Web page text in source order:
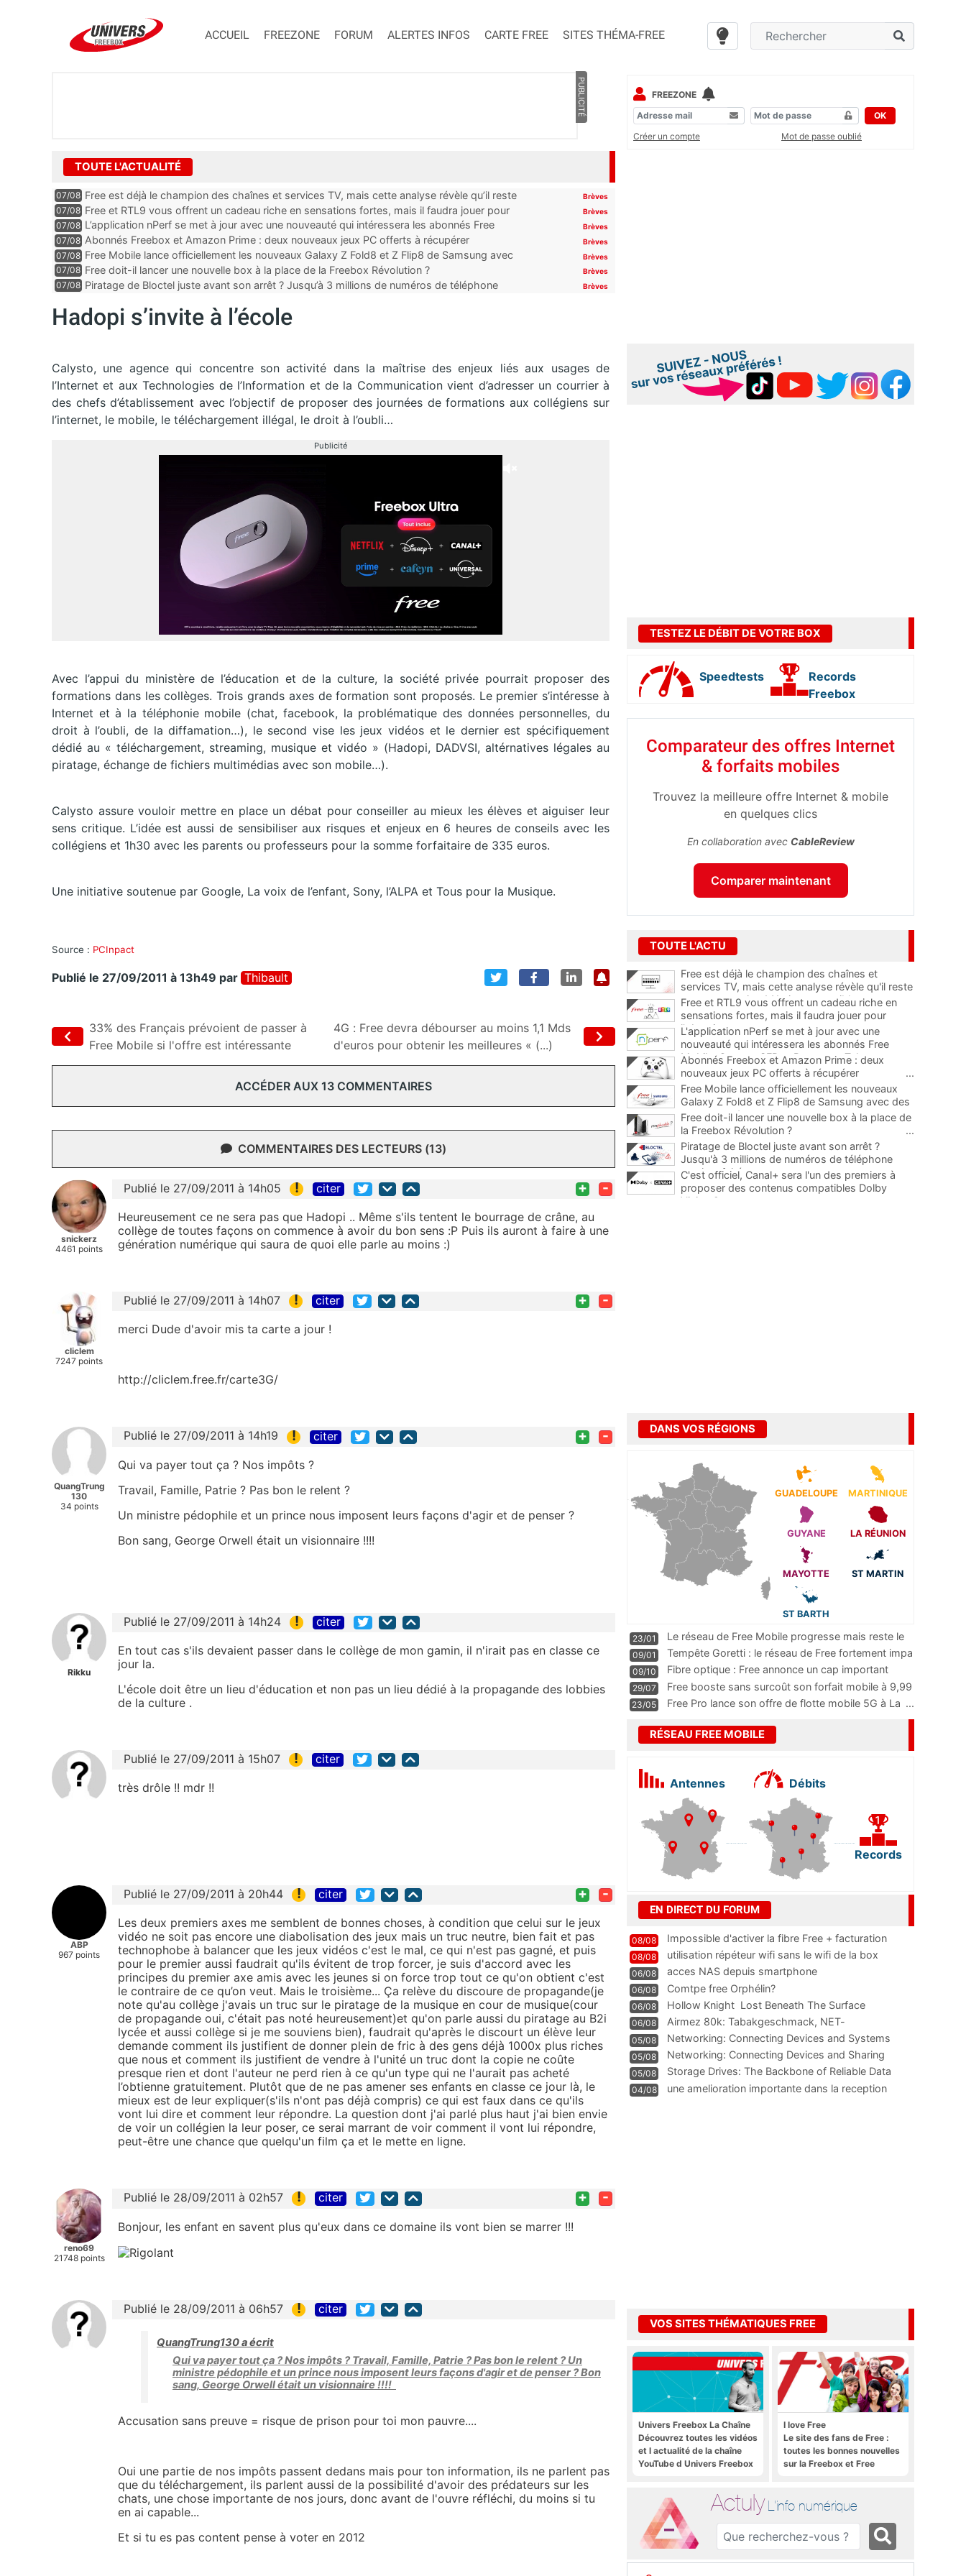
ACCUEIL FREEZONE FORUM ALERTES INFOS CARTE FREE SITES THÉMA-FREE
PUBLICITÉ
TOUTE L'ACTUALITÉ
07/08 Free est déjà le champion des chaînes et services TV, mais cette analyse révèle qu’il reste
encore au moin...
Brèves
07/08 Free et RTL9 vous offrent un cadeau riche en sensations fortes, mais il faudra jouer pour
l’obtenir
Brèves
07/08 L’application nPerf se met à jour avec une nouveauté qui intéressera les abonnés Free
Mobile, Orange, SFR ...
Brèves
07/08 Abonnés Freebox et Amazon Prime : deux nouveaux jeux PC offerts à récupérer Brèves
07/08 Free Mobile lance officiellement les nouveaux Galaxy Z Fold8 et Z Flip8 de Samsung avec
des promos et des cadeaux
Brèves
07/08 Free doit-il lancer une nouvelle box à la place de la Freebox Révolution ? Brèves
07/08 Piratage de Bloctel juste avant son arrêt ? Jusqu’à 3 millions de numéros de téléphone
Brèves
Hadopi s’invite à l’école
Calysto, une agence qui concentre son activité dans la maîtrise des enjeux liés aux usages de
l’Internet et aux Technologies de l’Information et de la Communication vient d’adresser un courrier à
des chefs d’établissement avec l’objectif de proposer des journées de formations aux collégiens sur
l’internet, le mobile, le téléchargement illégal, le droit à l’oubli…
Publicité
Avec l’appui du ministère de l’éducation et de la culture, la société privée pourrait proposer des
formations dans les collèges. Trois grands axes de formation sont proposés. Le premier s’intéresse à
Internet et à la téléphonie mobile (chat, facebook, la problématique des données personnelles, du
droit à l’oubli, de la diffamation…), le second vise les jeux vidéos et le dernier est spécifiquement
dédié au « téléchargement, streaming, musique et vidéo » (Hadopi, DADVSI, altérnatives légales au
piratage, échange de fichiers multimédias avec son mobile…).
Calysto assure vouloir mettre en place un débat pour conseiller au mieux les élèves et aiguiser leur
sens critique. L’idée est aussi de sensibiliser aux risques et enjeux en 6 heures de conseils avec les
collégiens et 1h30 avec les parents ou professeurs pour la somme forfaitaire de 335 euros.
Une initiative soutenue par Google, La voix de l’enfant, Sony, l’ALPA et Tous pour la Musique.
Source : PCInpact
Publié le 27/09/2011 à 13h49 par Thibault
33% des Français prévoient de passer à
Free Mobile si l'offre est intéressante
4G : Free devra débourser au moins 1,1 Mds
d'euros pour obtenir les meilleures « (...)
ACCÉDER AUX 13 COMMENTAIRES
COMMENTAIRES DES LECTEURS (13)
snickerz
4461 points
Publié le 27/09/2011 à 14h05 ! citer + -
Heureusement ce ne sera pas que Hadopi .. Même s'ils tentent le bourrage de crâne, au
collège de toutes façons on commence à avoir du bon sens :P Puis ils auront à faire à une
génération numérique qui saura de quoi elle parle au moins :)
cliclem
7247 points
Publié le 27/09/2011 à 14h07 ! citer + -
merci Dude d'avoir mis ta carte a jour !
http://cliclem.free.fr/carte3G/
QuangTrung
130
34 points
Publié le 27/09/2011 à 14h19 ! citer + -
Qui va payer tout ça ? Nos impôts ?
Travail, Famille, Patrie ? Pas bon le relent ?
Un ministre pédophile et un prince nous imposent leurs façons d'agir et de penser ?
Bon sang, George Orwell était un visionnaire !!!!
Rikku
Publié le 27/09/2011 à 14h24 ! citer
En tout cas s'ils devaient passer dans le collège de mon gamin, il n'irait pas en classe ce
jour la.
L'école doit être un lieu d'éducation et non pas un lieu dédié à la propagande des lobbies
de la culture .
Publié le 27/09/2011 à 15h07 ! citer
très drôle !! mdr !!
ABP
967 points
Publié le 27/09/2011 à 20h44 ! citer + -
Les deux premiers axes me semblent de bonnes choses, à condition que celui sur le jeux
vidéo ne soit pas encore une diabolisation des jeux mais un truc neutre, bien fait et pas
technophobe à balancer que les jeux vidéos c'est le mal, ce qui n'est pas gagné, et puis
pour le premier aussi faudrait qu'ils évitent de trop forcer, je suis d'accord avec les
principes du premier axe amis avec les jeunes si on force trop tout ce qu'on obtient c'est
le contraire de ce qu’on veut. Mais le troisième... Ça relève du discoure de propagande(je
note qu'au collège j'avais un truc sur le piratage de la musique en cour de musique(cour
de propagande oui, c'était pas noté heureusement)et qu'on parle aussi du piratage au B2i
lycée et aussi collège si je me souviens bien), faudrait qu'après le discourt un élève leur
demande comment ils justifient de donner plein de fric à des gens déjà 1000x plus riches
que nous et comment ils justifient de vendre à l'unité un truc dont la copie ne coûte
presque rien et dont l'auteur ne perd rien à ce qu'un type qui ne l'aurait pas acheté
l’obtienne gratuitement. Plutôt que de ne pas amener ses enfants en classe ce jour là, le
mieux est de leur expliquer(s'ils n'ont pas déjà compris) ce qui est faux dans ce qu'ils
vont lui dire et comment leur répondre. La question dont j'ai parlé plus haut j'ai bien envie
de voir un collégien la leur poser, ce serai marrant de voir comment il vont lui répondre,
peut-être une chance que quelqu'un film ça et le mette en ligne.
reno69
21748 points
Publié le 28/09/2011 à 02h57 ! citer + -
Bonjour, les enfant en savent plus qu'eux dans ce domaine ils vont bien se marrer !!!
Publié le 28/09/2011 à 06h57 ! citer
QuangTrung130 a écrit
Qui va payer tout ça ? Nos impôts ? Travail, Famille, Patrie ? Pas bon le relent ? Un
ministre pédophile et un prince nous imposent leurs façons d'agir et de penser ? Bon
sang, George Orwell était un visionnaire !!!!
Accusation sans preuve = risque de prison pour toi mon pauvre....
Oui une partie de nos impôts passent dedans mais pour ton information, ils ne parlent pas
que du téléchargement, ils parlent aussi de la possibilité d'avoir des prédateurs sur les
chats, une chose importante de nos jours, donc avant de l'ouvre réfléchi, du moins si tu
en ai capable...
Et si tu es pas content pense à voter en 2012
FREEZONE
OK
Créer un compte
Mot de passe oublié
TESTEZ LE DÉBIT DE VOTRE BOX
Speedtests
Records
Freebox
Comparateur des offres Internet
& forfaits mobiles
Trouvez la meilleure offre Internet & mobile
en quelques clics
En collaboration avec CableReview
Comparer maintenant
TOUTE L'ACTU
Free est déjà le champion des chaînes et
services TV, mais cette analyse révèle qu'il reste
encore au moins 141 ajouts possibles
Free et RTL9 vous offrent un cadeau riche en
sensations fortes, mais il faudra jouer pour
l'obtenir
L'application nPerf se met à jour avec une
nouveauté qui intéressera les abonnés Free
Mobile, Orange, SFR et Bouygues Telecom
Abonnés Freebox et Amazon Prime : deux
nouveaux jeux PC offerts à récupérer
...
Free Mobile lance officiellement les nouveaux
Galaxy Z Fold8 et Z Flip8 de Samsung avec des
promos et des cadeaux
...
Free doit-il lancer une nouvelle box à la place de
la Freebox Révolution ?
...
Piratage de Bloctel juste avant son arrêt ?
Jusqu'à 3 millions de numéros de téléphone
auraient fuité
C'est officiel, Canal+ sera l'un des premiers à
proposer des contenus compatibles Dolby
Vision 2
DANS VOS RÉGIONS
GUADELOUPE MARTINIQUE
GUYANE LA RÉUNION
MAYOTTE ST MARTIN
ST BARTH
23/01
Le réseau de Free Mobile progresse mais reste le
m
...
09/01
Tempête Goretti : le réseau de Free fortement impa
09/10
Fibre optique : Free annonce un cap important
pass
...
29/07
Free booste sans surcoût son forfait mobile à 9,99
23/05 Free Pro lance son offre de flotte mobile 5G à La ...
RÉSEAU FREE MOBILE
Antennes Débits
Records
EN DIRECT DU FORUM
08/08
Impossible d'activer la fibre Free + facturation
résiliation
08/08 utilisation répéteur wifi sans le wifi de la box
06/08 acces NAS depuis smartphone
06/08 Comtpe free Orphélin?
06/08 Hollow Knight  Lost Beneath The Surface
06/08
Airmez 80k: Tabakgeschmack, NET-
Technologie und Leistung im
05/08 Networking: Connecting Devices and Systems
05/08
Networking: Connecting Devices and Sharing
Information
05/08
Storage Drives: The Backbone of Reliable Data
Management
04/08
une amelioration importante dans la reception
VOS SITES THÉMATIQUES FREE
Univers Freebox La Chaîne
Découvrez toutes les vidéos
et l actualité de la chaîne
YouTube d Univers Freebox
I love Free
Le site des fans de Free :
toutes les bonnes nouvelles
sur la Freebox et Free
Actuly L'info numérique